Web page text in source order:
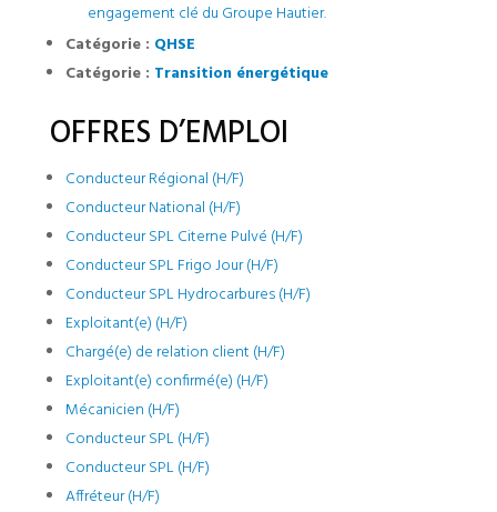
engagement clé du Groupe Hautier.
Catégorie : QHSE
Catégorie : Transition énergétique
OFFRES D’EMPLOI
Conducteur Régional (H/F)
Conducteur National (H/F)
Conducteur SPL Citerne Pulvé (H/F)
Conducteur SPL Frigo Jour (H/F)
Conducteur SPL Hydrocarbures (H/F)
Exploitant(e) (H/F)
Chargé(e) de relation client (H/F)
Exploitant(e) confirmé(e) (H/F)
Mécanicien (H/F)
Conducteur SPL (H/F)
Conducteur SPL (H/F)
Affréteur (H/F)